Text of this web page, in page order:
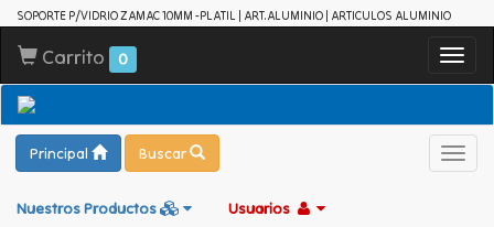
SOPORTE P/VIDRIO ZAMAC 10MM -PLATIL | ART.ALUMINIO | ARTICULOS ALUMINIO
Carrito 0
Principal Buscar
Nuestros Productos Usuarios